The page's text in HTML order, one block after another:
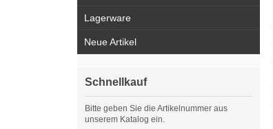
Lagerware
Neue Artikel
Schnellkauf
Bitte geben Sie die Artikelnummer aus
unserem Katalog ein.